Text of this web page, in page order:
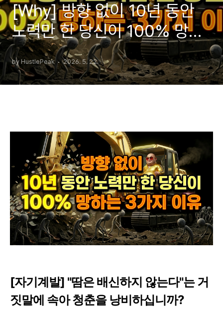
[Why] 방향 없이 10년 동안
노력만 한 당신이 100% 망하
는 3가지 이유
by HustlePeak 2026. 5. 22.
[자기계발] "땀은 배신하지 않는다"는 거
짓말에 속아 청춘을 낭비하십니까?